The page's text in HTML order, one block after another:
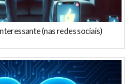
(nas redes sociais)